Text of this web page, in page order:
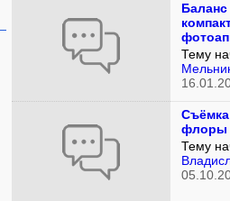
Тему
флоры
Тему